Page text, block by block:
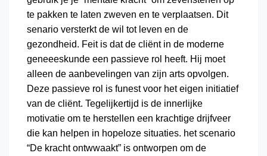
te pakken te laten zweven en te verplaatsen. Dit
senario versterkt de wil tot leven en de
gezondheid. Feit is dat de cliënt in de moderne
geneeeskunde een passieve rol heeft. Hij moet
alleen de aanbevelingen van zijn arts opvolgen.
Deze passieve rol is funest voor het eigen initiatief
van de cliënt. Tegelijkertijd is de innerlijke
motivatie om te herstellen een krachtige drijfveer
die kan helpen in hopeloze situaties. het scenario
“De kracht ontwwaakt” is ontworpen om de